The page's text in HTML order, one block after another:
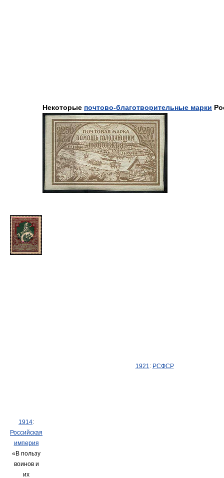
Некоторые почтово-благотворительные марки
1914:
Российская
империя
«В пользу
воинов и
их
1921 : РСФСР